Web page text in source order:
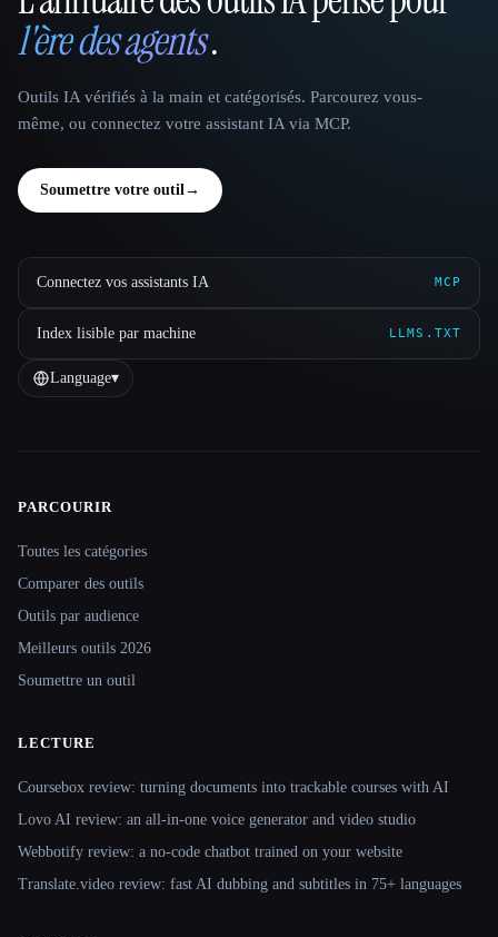
l'ère des agents.
Outils IA vérifiés à la main et catégorisés. Parcourez vous-
même, ou connectez votre assistant IA via MCP.
Soumettre votre outil→
Connectez vos assistants IA MCP
Index lisible par machine LLMS.TXT
Language▾
Site navigation
PARCOURIR
Toutes les catégories
Comparer des outils
Outils par audience
Meilleurs outils 2026
Soumettre un outil
LECTURE
Coursebox review: turning documents into trackable courses with AI
Lovo AI review: an all-in-one voice generator and video studio
Webbotify review: a no-code chatbot trained on your website
Translate.video review: fast AI dubbing and subtitles in 75+ languages